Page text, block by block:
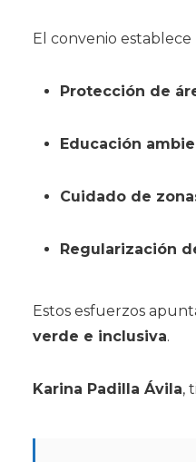
El convenio
Protección de
Educación
Cuidado de
Regularización
Estos esfuerzos
verde e inclusiva.
Karina Padilla Ávila,